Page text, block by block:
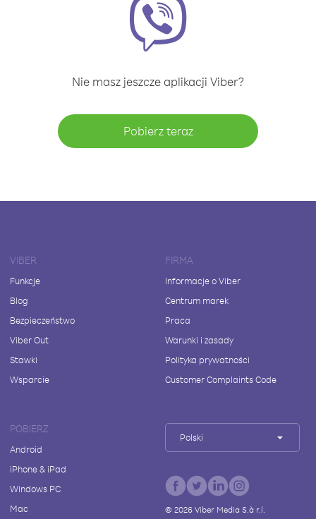
Nie masz jeszcze aplikacji Viber?
Pobierz teraz
VIBER
Funkcje
Blog
Bezpieczeństwo
Viber Out
Stawki
Wsparcie
FIRMA
Informacje o Viber
Centrum marek
Praca
Warunki i zasady
Polityka prywatności
Customer Complaints Code
POBIERZ
Android
iPhone & iPad
Windows PC
Mac
Polski
© 2026Viber Media S.à r.l.